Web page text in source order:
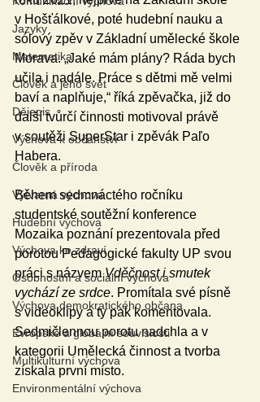
Jazyky
Matematika
Člověk a jeho svět
Dějepis
Výchova k občanství
Člověk a příroda
Výtvarná výchova
Hudební výchova
Výchova ke zdraví
Osobnostní a sociální výchova
Výchova demokratického občana
Evropské a globální souvislosti
Multikulturní výchova
Environmentální výchova
v Hošťálkové, poté hudební nauku a
sólový zpěv v Základní umělecké škole
Morava. „Jaké mám plány? Ráda bych
učila i nadále. Práce s dětmi mě velmi
baví a naplňuje,“ říká zpěvačka, již do
další tvůrčí činnosti motivoval právě
v soutěži SuperStar i zpěvák Paľo
Habera.
Během sedmnáctého ročníku
studentské soutěžní konference
Mozaika poznání prezentovala před
porotou Pedagogické fakulty UP svou
práci s názvem Vděčnost i smutek
vychází ze srdce. Promítala své písně
s videoklipy a ty pak komentovala.
Sedmičlennou porotu nadchla a v
kategorii Umělecká činnost a tvorba
získala první místo.